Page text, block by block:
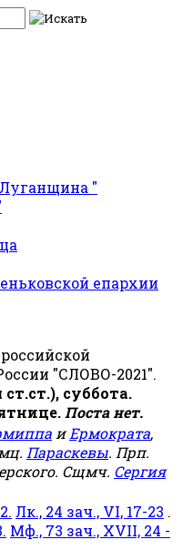
Луганщина "
епархии
"СЛОВО-2021".
суббота.
Поста нет.
иЕрмократа,
Параскевы. Прп.
Сщмч. Сергия
Лк., 24 зач., VI, 17-23 .
Мф., 73 зач., XVII, 24 -